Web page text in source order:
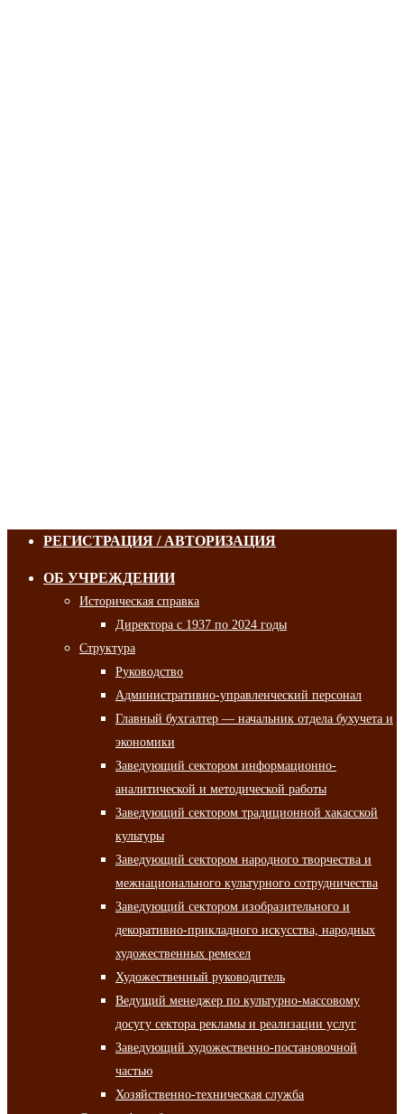
РЕГИСТРАЦИЯ / АВТОРИЗАЦИЯ
ОБ УЧРЕЖДЕНИИ
Историческая справка
Директора с 1937 по 2024 годы
Структура
Руководство
Административно-управленческий персонал
Главный бухгалтер — начальник отдела бухучета и
экономики
Заведующий сектором информационно-
аналитической и методической работы
Заведующий сектором традиционной хакасской
культуры
Заведующий сектором народного творчества и
межнационального культурного сотрудничества
Заведующий сектором изобразительного и
декоративно-прикладного искусства, народных
художественных ремесел
Художественный руководитель
Ведущий менеджер по культурно-массовому
досугу сектора рекламы и реализации услуг
Заведующий художественно-постановочной
частью
Хозяйственно-техническая служба